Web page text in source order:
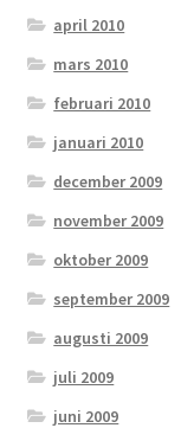
april 2010
mars 2010
februari 2010
januari 2010
december 2009
november 2009
oktober 2009
september 2009
augusti 2009
juli 2009
juni 2009